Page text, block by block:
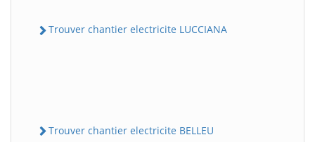
Trouver chantier electricite LUCCIANA
Trouver chantier electricite BELLEU